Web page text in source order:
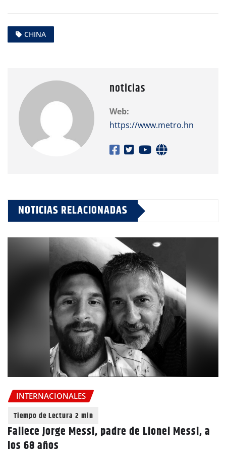
CHINA
noticias
Web:
https://www.metro.hn
NOTICIAS RELACIONADAS
INTERNACIONALES
Fallece Jorge Messi, padre de Lionel Messi, a
los 68 años